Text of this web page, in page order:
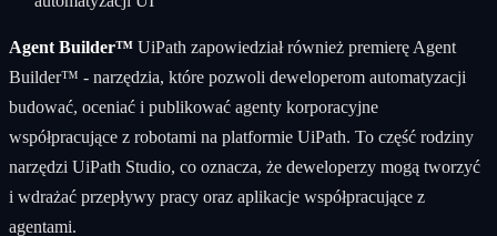
Agent Builder™ UiPath zapowiedział również premierę Agent
Builder™ - narzędzia, które pozwoli deweloperom automatyzacji
budować, oceniać i publikować agenty korporacyjne
współpracujące z robotami na platformie UiPath. To część rodziny
narzędzi UiPath Studio, co oznacza, że deweloperzy mogą tworzyć
i wdrażać przepływy pracy oraz aplikacje współpracujące z
agentami.